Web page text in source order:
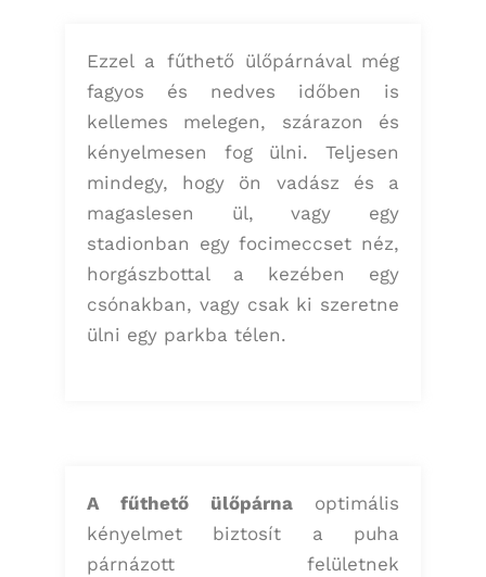
Ezzel a fűthető ülőpárnával még
fagyos és nedves időben is
kellemes melegen, szárazon és
kényelmesen fog ülni. Teljesen
mindegy, hogy ön vadász és a
magaslesen ül, vagy egy
stadionban egy focimeccset néz,
horgászbottal a kezében egy
csónakban, vagy csak ki szeretne
ülni egy parkba télen.
A fűthető ülőpárnaoptimális
kényelmet biztosít a puha
párnázott felületnek